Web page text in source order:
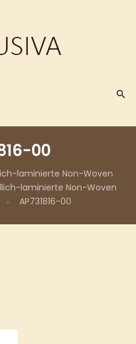
00
laminierte Non-Woven
laminierte Non-Woven
AP731816-00